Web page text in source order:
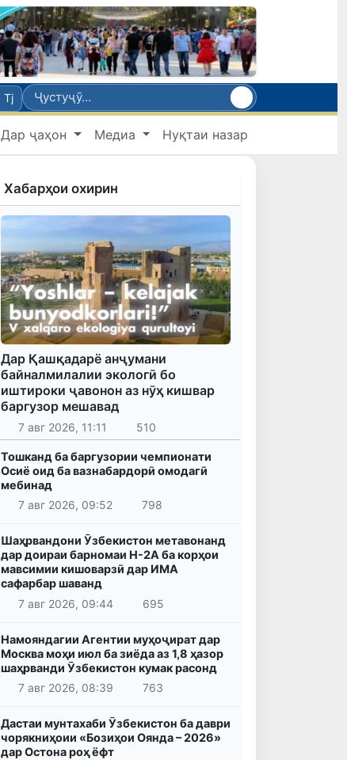
Tj
Дар ҷаҳон Медиа Нуқтаи назар
Хабарҳои охирин
Дар Қашқадарё анҷумани
байналмилалии экологӣ бо
иштироки ҷавонон аз нӯҳ кишвар
баргузор мешавад
7 авг 2026, 11:11 510
Тошканд ба баргузории чемпионати
Осиё оид ба вазнабардорӣ омодагӣ
мебинад
7 авг 2026, 09:52
798
Шаҳрвандони Ӯзбекистон метавонанд
дар доираи барномаи H-2A ба корҳои
мавсимии кишоварзӣ дар ИМА
сафарбар шаванд
7 авг 2026, 09:44
695
Намояндагии Агентии муҳоҷират дар
Москва моҳи июл ба зиёда аз 1,8 ҳазор
шаҳрванди Ӯзбекистон кумак расонд
7 авг 2026, 08:39
763
Дастаи мунтахаби Ӯзбекистон ба даври
чорякниҳоии «Бозиҳои Оянда – 2026»
дар Остона роҳ ёфт